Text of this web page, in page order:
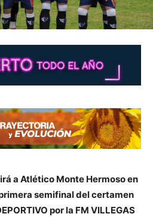
a Atlético Monte Hermoso en
semifinal del certamen
por la FM VILLEGAS